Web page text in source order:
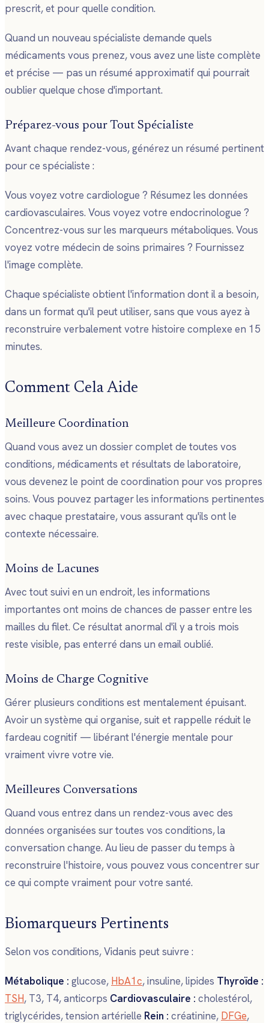
prescrit, et pour quelle condition.
Quand un nouveau spécialiste demande quels
médicaments vous prenez, vous avez une liste complète
et précise — pas un résumé approximatif qui pourrait
oublier quelque chose d'important.
Préparez-vous pour Tout Spécialiste
Avant chaque rendez-vous, générez un résumé pertinent
pour ce spécialiste :
Vous voyez votre cardiologue ? Résumez les données
cardiovasculaires. Vous voyez votre endocrinologue ?
Concentrez-vous sur les marqueurs métaboliques. Vous
voyez votre médecin de soins primaires ? Fournissez
l'image complète.
Chaque spécialiste obtient l'information dont il a besoin,
dans un format qu'il peut utiliser, sans que vous ayez à
reconstruire verbalement votre histoire complexe en 15
minutes.
Comment Cela Aide
Meilleure Coordination
Quand vous avez un dossier complet de toutes vos
conditions, médicaments et résultats de laboratoire,
vous devenez le point de coordination pour vos propres
soins. Vous pouvez partager les informations pertinentes
avec chaque prestataire, vous assurant qu'ils ont le
contexte nécessaire.
Moins de Lacunes
Avec tout suivi en un endroit, les informations
importantes ont moins de chances de passer entre les
mailles du filet. Ce résultat anormal d'il y a trois mois
reste visible, pas enterré dans un email oublié.
Moins de Charge Cognitive
Gérer plusieurs conditions est mentalement épuisant.
Avoir un système qui organise, suit et rappelle réduit le
fardeau cognitif — libérant l'énergie mentale pour
vraiment vivre votre vie.
Meilleures Conversations
Quand vous entrez dans un rendez-vous avec des
données organisées sur toutes vos conditions, la
conversation change. Au lieu de passer du temps à
reconstruire l'histoire, vous pouvez vous concentrer sur
ce qui compte vraiment pour votre santé.
Biomarqueurs Pertinents
Selon vos conditions, Vidanis peut suivre :
Métabolique : glucose, HbA1c, insuline, lipides Thyroïde :
TSH, T3, T4, anticorps Cardiovasculaire : cholestérol,
triglycérides, tension artérielle Rein : créatinine, DFGe,